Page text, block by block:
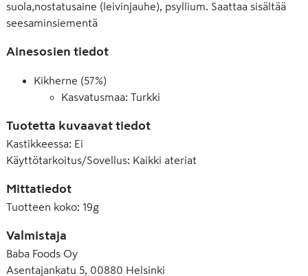
suola,nostatusaine (leivinjauhe), psyllium. Saattaa sisältää
seesaminsiementä
Ainesosien tiedot
Kikherne (57%)
Kasvatusmaa: Turkki
Tuotetta kuvaavat tiedot
Kastikkeessa: Ei
Käyttötarkoitus/Sovellus: Kaikki ateriat
Mittatiedot
Tuotteen koko: 19g
Valmistaja
Baba Foods Oy
Asentajankatu 5, 00880 Helsinki